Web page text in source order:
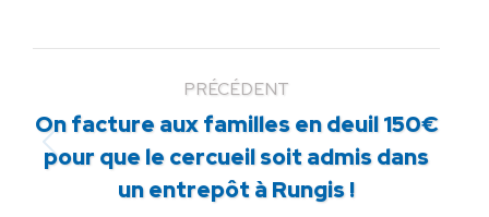
PRÉCÉDENT
Article
précédent
:
On facture aux familles en deuil 150€
pour que le cercueil soit admis dans
un entrepôt à Rungis !